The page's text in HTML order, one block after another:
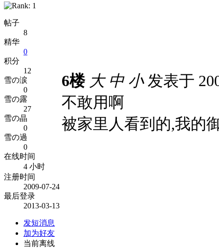
帖子
8
精华
0
积分
12
雪の涙
0
雪の露
27
雪の晶
0
雪の過
0
在线时间
4 小时
注册时间
2009-07-24
最后登录
2013-03-13
发短消息
加为好友
当前离线
6楼 大 中 小发表于
不敢用啊
被家里人看到的,我的